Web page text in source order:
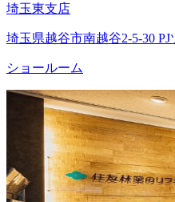
埼玉東支店
埼玉県越谷市南越谷2-5-30
ショールーム